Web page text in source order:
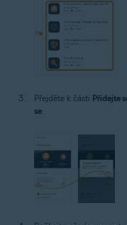
Přejděte k části Přidejte
se.